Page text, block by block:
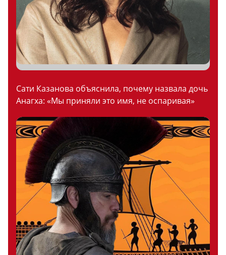
Сати Казанова объяснила, почему назвала дочь
Анагха: «Мы приняли это имя, не оспаривая»